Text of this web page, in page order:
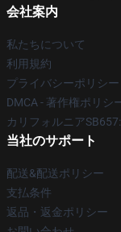
会社案内
私たちについて
利用規約
プライバシーポリシー
DMCA - 著作権ポリシ
カリフォルニア
当社のサポート
配送&配送ポリシー
支払条件
返品・返金ポリシー